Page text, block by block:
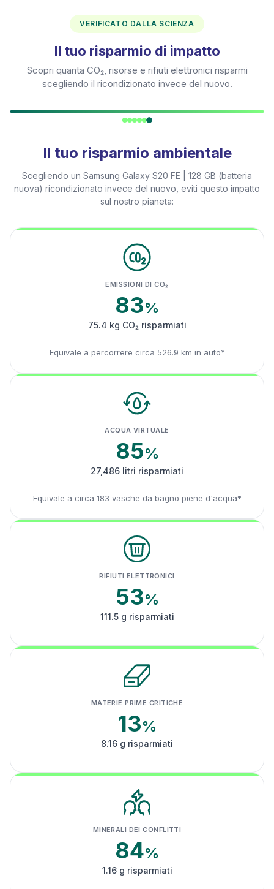
VERIFICATO DALLA SCIENZA
Il tuo risparmio di impatto
Scopri quanta CO₂, risorse e rifiuti elettronici risparmi
scegliendo il ricondizionato invece del nuovo.
Il tuo risparmio ambientale
Scegliendo un Samsung Galaxy S20 FE | 128 GB (batteria
nuova) ricondizionato invece del nuovo, eviti questo impatto
sul nostro pianeta:
EMISSIONI DI CO₂
83%
75.4 kg CO₂ risparmiati
Equivale a percorrere circa 526.9 km in auto*
ACQUA VIRTUALE
85%
27,486 litri risparmiati
Equivale a circa 183 vasche da bagno piene d'acqua*
RIFIUTI ELETTRONICI
53%
111.5 g risparmiati
MATERIE PRIME CRITICHE
13%
8.16 g risparmiati
MINERALI DEI CONFLITTI
84%
1.16 g risparmiati